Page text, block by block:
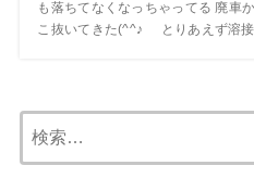
も落ちてなくなっちゃってる 廃車
こ抜いてきた(^^♪ とりあえず溶接